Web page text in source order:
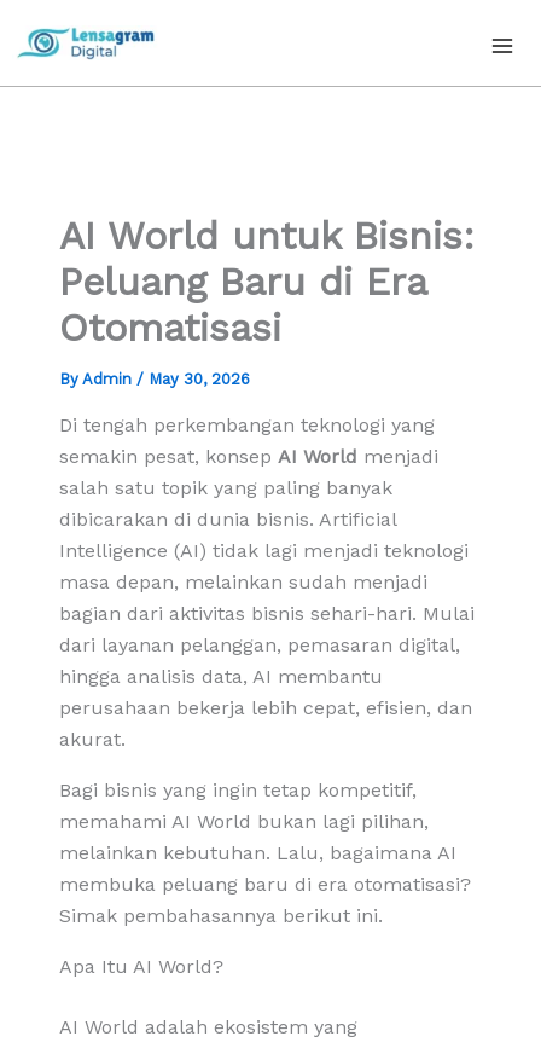
AI World untuk Bisnis:
Peluang Baru di Era
Otomatisasi
By Admin / May 30, 2026
Di tengah perkembangan teknologi yang
semakin pesat, konsep AI World menjadi
salah satu topik yang paling banyak
dibicarakan di dunia bisnis. Artificial
Intelligence (AI) tidak lagi menjadi teknologi
masa depan, melainkan sudah menjadi
bagian dari aktivitas bisnis sehari-hari. Mulai
dari layanan pelanggan, pemasaran digital,
hingga analisis data, AI membantu
perusahaan bekerja lebih cepat, efisien, dan
akurat.
Bagi bisnis yang ingin tetap kompetitif,
memahami AI World bukan lagi pilihan,
melainkan kebutuhan. Lalu, bagaimana AI
membuka peluang baru di era otomatisasi?
Simak pembahasannya berikut ini.
Apa Itu AI World?
AI World adalah ekosistem yang